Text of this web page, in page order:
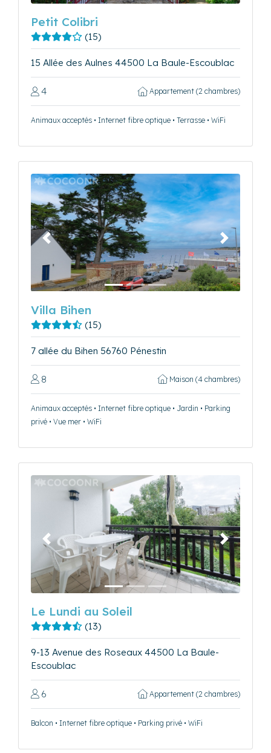
Petit Colibri
(15)
15 Allée des Aulnes 44500 La Baule-Escoublac
4 Appartement (2 chambres)
Animaux acceptés • Internet fibre optique • Terrasse • WiFi
Précédent Suivant
Villa Bihen
(15)
7 allée du Bihen 56760 Pénestin
8 Maison (4 chambres)
Animaux acceptés • Internet fibre optique • Jardin • Parking
privé • Vue mer • WiFi
Précédent Suivant
Le Lundi au Soleil
(13)
9-13 Avenue des Roseaux 44500 La Baule-
Escoublac
6 Appartement (2 chambres)
Balcon • Internet fibre optique • Parking privé • WiFi